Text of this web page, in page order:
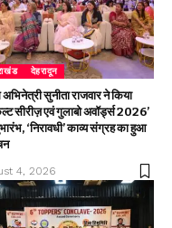
देहरादून
सुनीता राजवार ने किया
सीरीज़ एवं गुलाबो अवॉर्ड्स 2026’
‘निरावधी’ काव्य संग्रह का हुआ
4, 2026